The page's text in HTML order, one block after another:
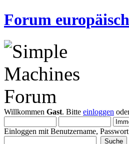
Forum
Willkommen Gast. Bitte einloggen
Einloggen mit Benutzername,